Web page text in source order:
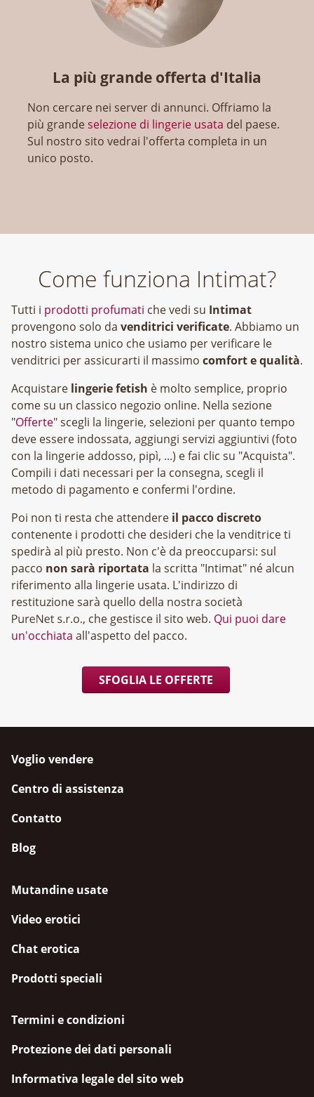
La più grande offerta d'Italia
Non cercare nei server di annunci. Offriamo la
più grandeselezione di lingerie usata del paese.
Sul nostro sito vedrai l'offerta completa in un
unico posto.
Come funziona Intimat?
Tutti i prodotti profumati che vedi su Intimat
provengono solo da venditrici verificate. Abbiamo un
nostro sistema unico che usiamo per verificare le
venditrici per assicurarti il massimo comfort e qualità.
Acquistare lingerie fetish è molto semplice, proprio
come su un classico negozio online. Nella sezione
"Offerte" scegli la lingerie, selezioni per quanto tempo
deve essere indossata, aggiungi servizi aggiuntivi (foto
con la lingerie addosso, pipì, ...) e fai clic su "Acquista".
Compili i dati necessari per la consegna, scegli il
metodo di pagamento e confermi l'ordine.
Poi non ti resta che attendere il pacco discreto
contenente i prodotti che desideri che la venditrice ti
spedirà al più presto. Non c'è da preoccuparsi: sul
pacco non sarà riportata la scritta "Intimat" né alcun
riferimento alla lingerie usata. L'indirizzo di
restituzione sarà quello della nostra società
, che gestisce il sito web. Qui puoi dare
un'occhiata all'aspetto del pacco.
SFOGLIA LE OFFERTE
Voglio vendere
Centro di assistenza
Contatto
Blog
Mutandine usate
Video erotici
Chat erotica
Prodotti speciali
Termini e condizioni
Protezione dei dati personali
Informativa legale del sito web